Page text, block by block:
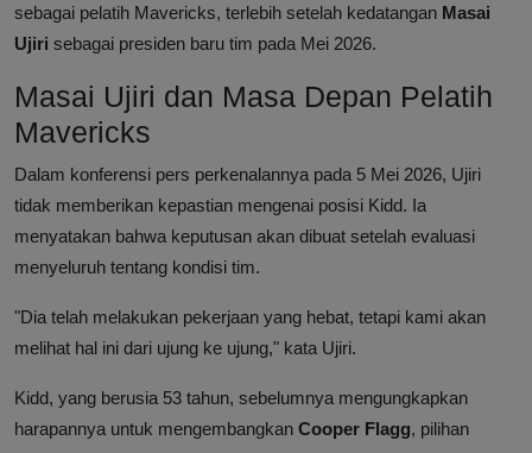
sebagai pelatih Mavericks, terlebih setelah kedatangan Masai
Ujiri sebagai presiden baru tim pada Mei 2026.
Masai Ujiri dan Masa Depan Pelatih
Mavericks
Dalam konferensi pers perkenalannya pada 5 Mei 2026, Ujiri
tidak memberikan kepastian mengenai posisi Kidd. Ia
menyatakan bahwa keputusan akan dibuat setelah evaluasi
menyeluruh tentang kondisi tim.
"Dia telah melakukan pekerjaan yang hebat, tetapi kami akan
melihat hal ini dari ujung ke ujung," kata Ujiri.
Kidd, yang berusia 53 tahun, sebelumnya mengungkapkan
harapannya untuk mengembangkan Cooper Flagg, pilihan